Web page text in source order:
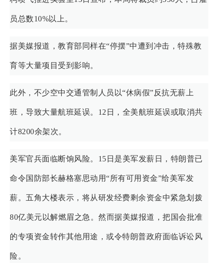
员总数10%以上。
据美媒报道，教育部同样在“停摆”中遭到冲击，特殊教
育等大量项目受到影响。
此外，不少空中交通管制人员以“休病假”反抗无薪上
班，导致大量航班延误。12日，全美航班延误或取消共
计8200余架次。
美军官兵面临断饷风险。15日是美军发薪日，特朗普已
命令国防部长赫格塞思动用“所有可用资金”给美军发
薪。五角大楼表示，将从研发经费剩余资金中紧急划拨
80亿美元以解燃眉之急。然而据美媒报道，把国会批准
的专项资金转作其他用途，或令特朗普政府面临诉讼风
险。